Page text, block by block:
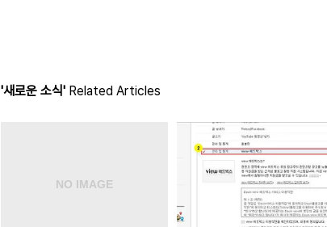
'새로운 소식' Related Articles